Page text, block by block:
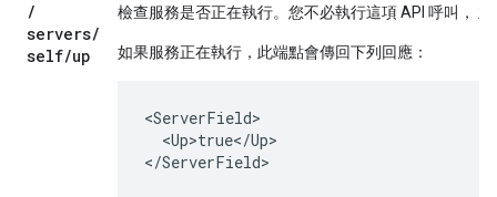
/
servers/
self/up
檢查服務是否正在執行。您不必執行這項 API 呼叫，
如果服務正在執行，此端點會傳回下列回應：
<ServerField>
  <Up>true</Up>
</ServerField>